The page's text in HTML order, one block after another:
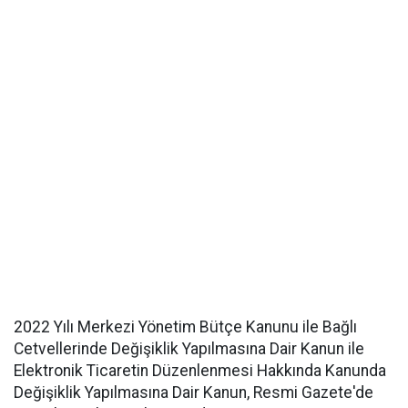
2022 Yılı Merkezi Yönetim Bütçe Kanunu ile Bağlı
Cetvellerinde Değişiklik Yapılmasına Dair Kanun ile
Elektronik Ticaretin Düzenlenmesi Hakkında Kanunda
Değişiklik Yapılmasına Dair Kanun, Resmi Gazete'de